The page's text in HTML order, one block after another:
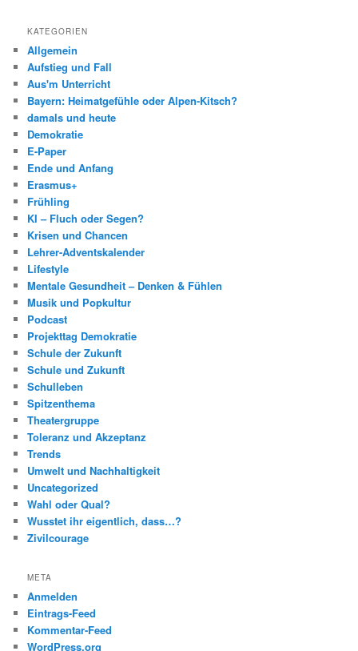
KATEGORIEN
Allgemein
Aufstieg und Fall
Aus'm Unterricht
Bayern: Heimatgefühle oder Alpen-Kitsch?
damals und heute
Demokratie
E-Paper
Ende und Anfang
Erasmus+
Frühling
KI – Fluch oder Segen?
Krisen und Chancen
Lehrer-Adventskalender
Lifestyle
Mentale Gesundheit – Denken & Fühlen
Musik und Popkultur
Podcast
Projekttag Demokratie
Schule der Zukunft
Schule und Zukunft
Schulleben
Spitzenthema
Theatergruppe
Toleranz und Akzeptanz
Trends
Umwelt und Nachhaltigkeit
Uncategorized
Wahl oder Qual?
Wusstet ihr eigentlich, dass…?
Zivilcourage
META
Anmelden
Eintrags-Feed
Kommentar-Feed
WordPress.org